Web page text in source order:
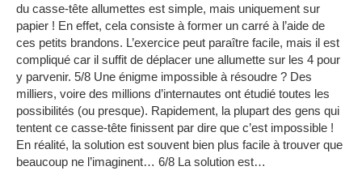
du casse-tête allumettes est simple, mais uniquement sur
papier ! En effet, cela consiste à former un carré à l’aide de
ces petits brandons. L’exercice peut paraître facile, mais il est
compliqué car il suffit de déplacer une allumette sur les 4 pour
y parvenir. 5/8 Une énigme impossible à résoudre ? Des
milliers, voire des millions d’internautes ont étudié toutes les
possibilités (ou presque). Rapidement, la plupart des gens qui
tentent ce casse-tête finissent par dire que c’est impossible !
En réalité, la solution est souvent bien plus facile à trouver que
beaucoup ne l’imaginent… 6/8 La solution est…